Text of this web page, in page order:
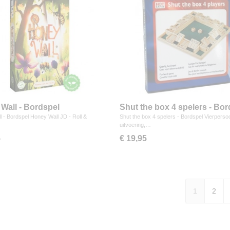
- Bordspel
- Bordspel Honey Wall JD - Roll &
Shut the box 4 spelers -
Shut the box 4 spelers - Bordspel
uitvoering,…
€ 19,95
1 2